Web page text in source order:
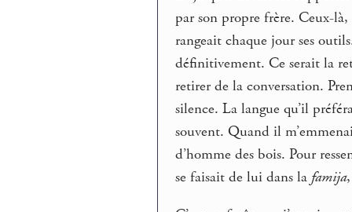
par son propre frère. Ceux-
rangeait chaque jour ses
définitivement. Ce serait la
retirer de la conversation.
silence. La langue qu’il
souvent. Quand il
d’homme des bois. Pour
se faisait de lui dans lafamija